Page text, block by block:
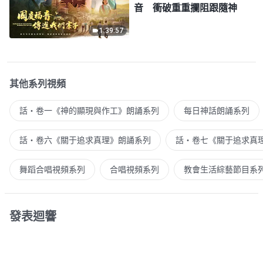
1:39:57
音 衝破重重攔阻跟隨神
其他系列視頻
話・卷一《神的顯現與作工》朗誦系列 每日神話朗誦系列
話・卷六《關于追求真理》朗誦系列 話・卷七《關于追求真
舞蹈合唱視頻系列 合唱視頻系列 教會生活綜藝節目系
發表迴響